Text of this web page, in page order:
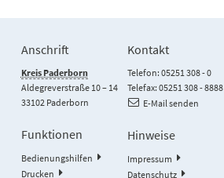
Anschrift
Kreis Paderborn
Aldegreverstraße 10 – 14
33102 Paderborn
Kontakt
Telefon: 05251 308 - 0
Telefax: 05251 308 - 8888
E-Mail senden
Funktionen
Bedienungshilfen
Drucken
Hinweise
Impressum
Datenschutz